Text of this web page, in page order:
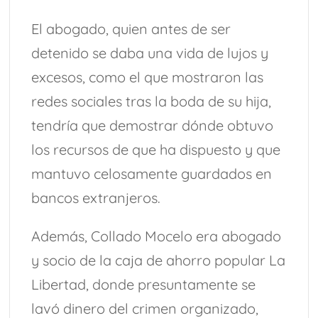
El abogado, quien antes de ser
detenido se daba una vida de lujos y
excesos, como el que mostraron las
redes sociales tras la boda de su hija,
tendría que demostrar dónde obtuvo
los recursos de que ha dispuesto y que
mantuvo celosamente guardados en
bancos extranjeros.
Además, Collado Mocelo era abogado
y socio de la caja de ahorro popular La
Libertad, donde presuntamente se
lavó dinero del crimen organizado,